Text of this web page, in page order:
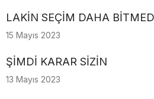
LAKİN SEÇİM DAHA
15 Mayıs 2023
ŞİMDİ KARAR SİZİN
13 Mayıs 2023